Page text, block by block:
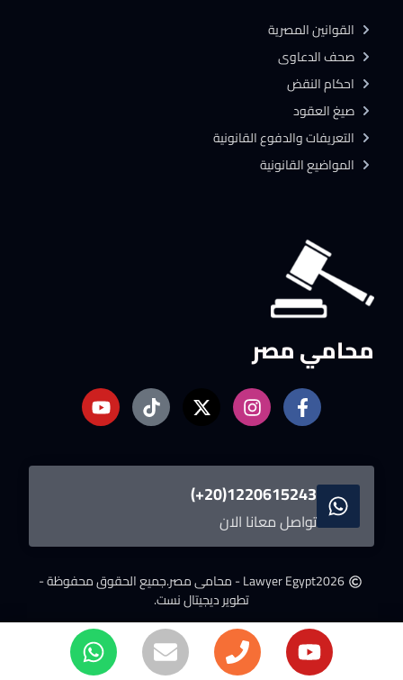
محامي مصر
1220615243(20+)
تواصل معانا الان
2026Lawyer Egypt - محامى مصر.
جميع الحقوق محفوظة -
تطوير ديجيتال نست.
القوانين المصرية
صحف الدعاوى
احكام النقض
صيغ العقود
التعريفات والدفوع القانونية
المواضيع القانونية